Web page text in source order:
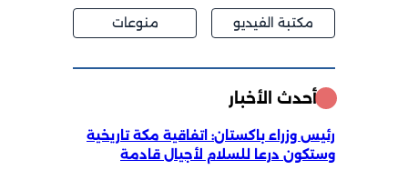
مكتبة الفيديو منوعات
أحدث الأخبار
رئيس وزراء باكستان: اتفاقية مكة تاريخية
وستكون درعا للسلام لأجيال قادمة